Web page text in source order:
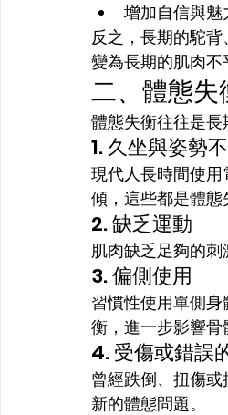
增加自信與魅
反之，長期的駝
變為長期的肌肉
二、體態
體態失衡往往是
1. 久坐與姿勢
現代人長時間使
傾，這些都是體態
2. 缺乏運動
肌肉缺乏足夠的
3. 偏側使用
習慣性使用單側
衡，進一步影響骨
4. 受傷或錯誤
曾經跌倒、扭傷
新的體態問題。